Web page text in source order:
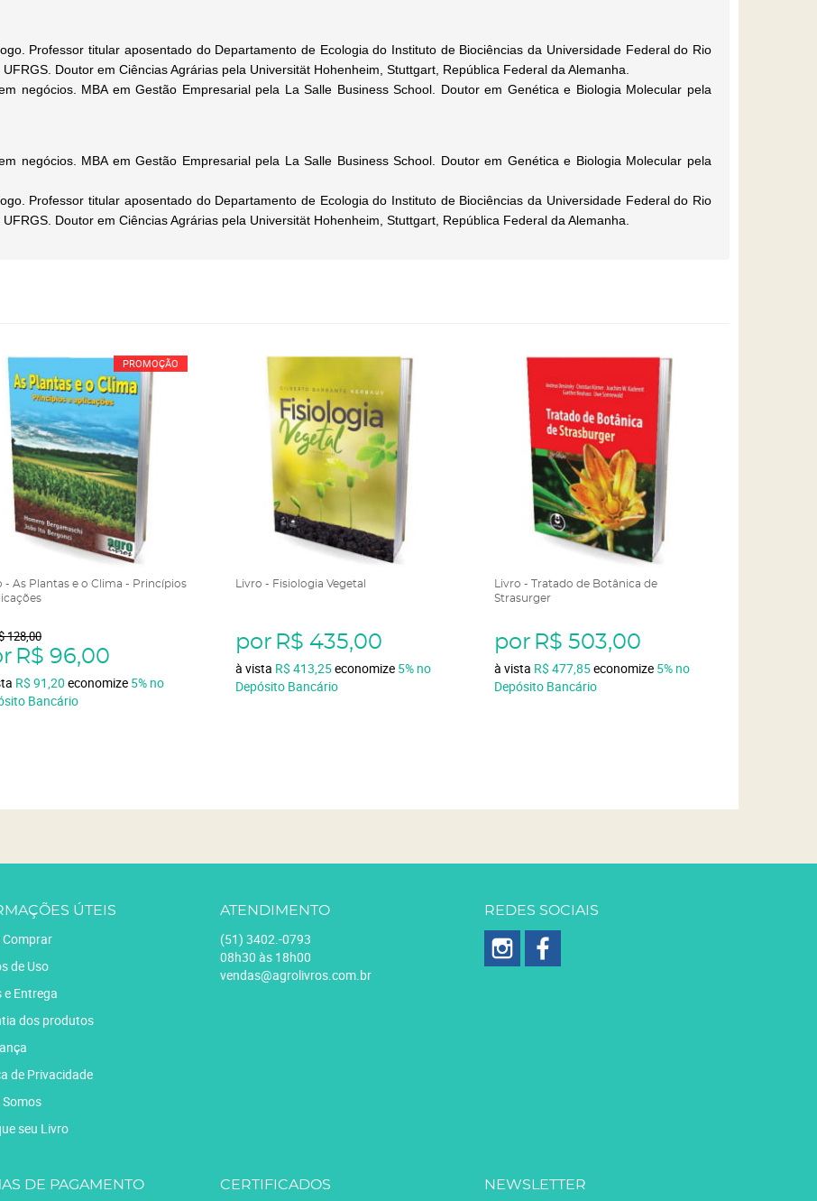
Professor titular aposentado do Departamento de Ecologia do Instituto de Biociências da Universidade Federal do Rio
Doutor em Ciências Agrárias pela Universität Hohenheim, Stuttgart, República Federal da Alemanha.
negócios. MBA em Gestão Empresarial pela La Salle Business School. Doutor em Genética e Biologia Molecular pela
negócios. MBA em Gestão Empresarial pela La Salle Business School. Doutor em Genética e Biologia Molecular pela
Professor titular aposentado do Departamento de Ecologia do Instituto de Biociências da Universidade Federal do Rio
Doutor em Ciências Agrárias pela Universität Hohenheim, Stuttgart, República Federal da Alemanha.
PROMOÇÃO
- As Plantas e o Clima - Princípios
128,00
R$ 96,00
R$ 91,20 economize 5% no
Bancário
Livro - Fisiologia Vegetal
por R$ 435,00
à vista R$ 413,25economize 5% no
Depósito Bancário
Livro - Tratado de Botânica de
Strasurger
por R$ 503,00
à vista R$ 477,85economize 5% no
Depósito Bancário
ÚTEIS
de Uso
e Entrega
dos produtos
de Privacidade
seu Livro
ATENDIMENTO
(51) 3402.-0793
08h30 às 18h00
vendas@agrolivros.com.br
REDES SOCIAIS
DE PAGAMENTO CERTIFICADOS NEWSLETTER